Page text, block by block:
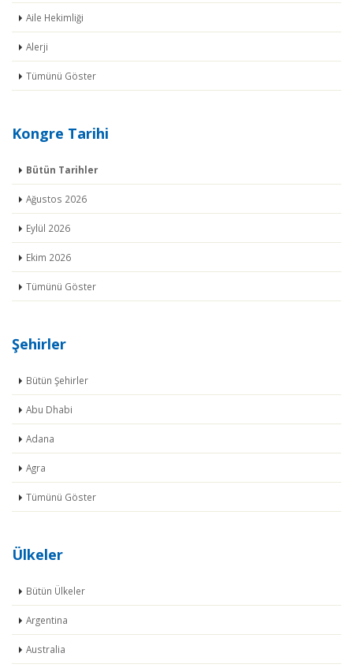
Aile Hekimliği
Alerji
Tümünü Göster
Kongre Tarihi
Bütün Tarihler
Ağustos 2026
Eylül 2026
Ekim 2026
Tümünü Göster
Şehirler
Bütün Şehirler
Abu Dhabi
Adana
Agra
Tümünü Göster
Ülkeler
Bütün Ülkeler
Argentina
Australia